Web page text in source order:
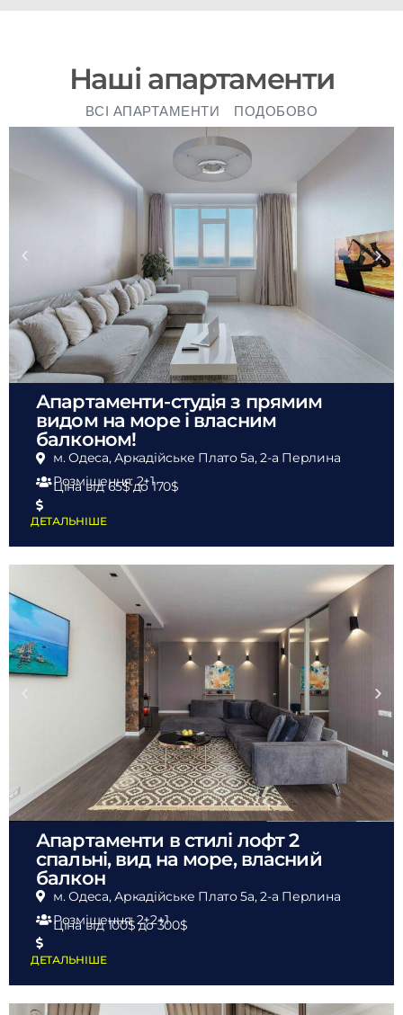
Наші апартаменти
ВСІ АПАРТАМЕНТИ ПОДОБОВО
Апартаменти-студія з прямим
видом на море і власним
балконом!
м. Одеса, Аркадійське Плато 5а, 2-а Перлина
Розміщення: 2+1
Ціна від 65$до 170$
ДЕТАЛЬНІШЕ
Апартаменти в стилі лофт 2
спальні, вид на море, власний
балкон
м. Одеса, Аркадійське Плато 5а, 2-а Перлина
Розміщення: 2+2+1
Ціна від 100$до 300$
ДЕТАЛЬНІШЕ